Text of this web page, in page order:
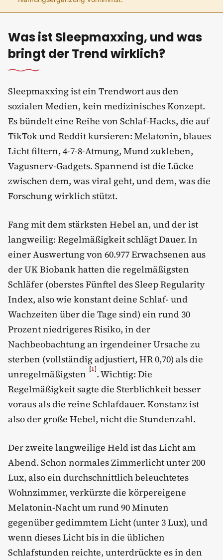
Was ist Sleepmaxxing, und was
bringt der Trend wirklich?
Sleepmaxxing ist ein Trendwort aus den
sozialen Medien, kein medizinisches Konzept.
Es bündelt eine Reihe von Schlaf-Hacks, die auf
TikTok und Reddit kursieren: Melatonin, blaues
Licht filtern, 4-7-8-Atmung, Mund zukleben,
Vagusnerv-Gadgets. Spannend ist die Lücke
zwischen dem, was viral geht, und dem, was die
Forschung wirklich stützt.
Fang mit dem stärksten Hebel an, und der ist
langweilig: Regelmäßigkeit schlägt Dauer. In
einer Auswertung von 60.977 Erwachsenen aus
der UK Biobank hatten die regelmäßigsten
Schläfer (oberstes Fünftel des Sleep Regularity
Index, also wie konstant deine Schlaf- und
Wachzeiten über die Tage sind) ein rund 30
Prozent niedrigeres Risiko, in der
Nachbeobachtung an irgendeiner Ursache zu
sterben (vollständig adjustiert, HR 0,70) als die
unregelmäßigsten [1]. Wichtig: Die
Regelmäßigkeit sagte die Sterblichkeit besser
voraus als die reine Schlafdauer. Konstanz ist
also der große Hebel, nicht die Stundenzahl.
Der zweite langweilige Held ist das Licht am
Abend. Schon normales Zimmerlicht unter 200
Lux, also ein durchschnittlich beleuchtetes
Wohnzimmer, verkürzte die körpereigene
Melatonin-Nacht um rund 90 Minuten
gegenüber gedimmtem Licht (unter 3 Lux), und
wenn dieses Licht bis in die üblichen
Schlafstunden reichte, unterdrückte es in den